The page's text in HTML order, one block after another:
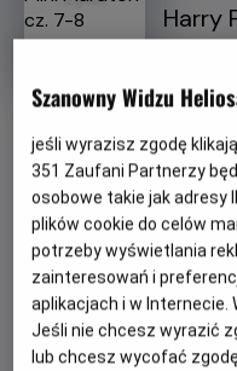
Harry
8
Gatunek
lat
trwania
OPIS WYDARZENIA
NOCNE MARATONY
mugoli, czarodziejów i
wakacyjną podróż do
zatrzyma się u nas aż 4
Szanowny Widzu
jeśli wyrazisz zgodę
351 Zaufani Partnerzy
osobowe takie jak adresy
plików cookie do celów
potrzeby wyświetlania
zainteresowań i
aplikacjach i w Internecie.
Jeśli nie chcesz wyrazić
lub chcesz wycofać